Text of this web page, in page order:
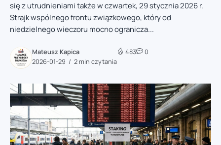
się z utrudnieniami także w czwartek, 29 stycznia 2026 r.
Strajk wspólnego frontu związkowego, który od
niedzielnego wieczoru mocno ogranicza...
Mateusz Kapica
2026-01-29
2 min czytania
483 0